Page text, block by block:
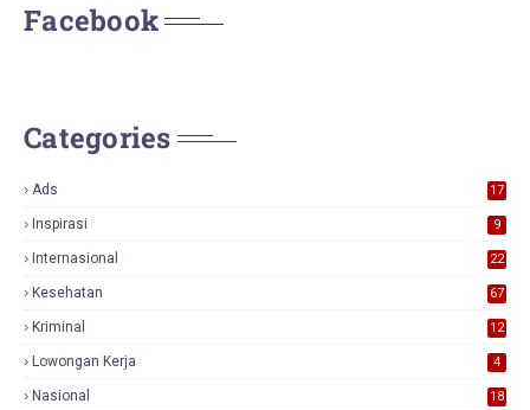
Facebook
Categories
Ads
17
Inspirasi 9
Internasional 22
Kesehatan 67
Kriminal 12
Lowongan Kerja 4
Nasional
18